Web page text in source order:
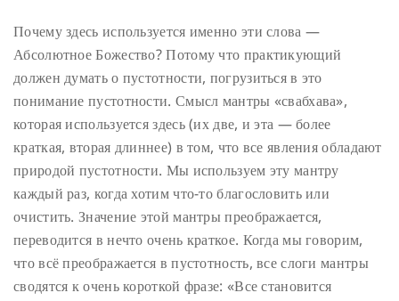
Почему здесь используется именно эти слова —
Абсолютное Божество? Потому что практикующий
должен думать о пустотности, погрузиться в это
понимание пустотности. Смысл мантры «свабхава»,
которая используется здесь (их две, и эта — более
краткая, вторая длиннее) в том, что все явления обладают
природой пустотности. Мы используем эту мантру
каждый раз, когда хотим что-то благословить или
очистить. Значение этой мантры преображается,
переводится в нечто очень краткое. Когда мы говорим,
что всё преображается в пустотность, все слоги мантры
сводятся к очень короткой фразе: «Все становится